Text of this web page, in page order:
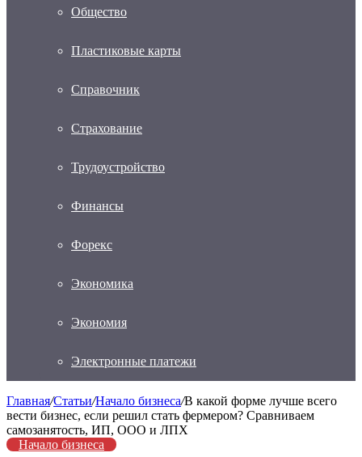
Общество
Пластиковые карты
Справочник
Страхование
Трудоустройство
Финансы
Форекс
Экономика
Экономия
Электронные платежи
Главная/Статьи/Начало бизнеса/В какой форме лучше всего
вести бизнес, если решил стать фермером? Сравниваем
самозанятость, ИП, ООО и ЛПХ
Начало бизнеса